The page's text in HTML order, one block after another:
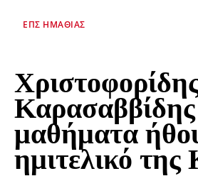
ΕΠΣ ΗΜΑΘΊΑΣ
μαθήματα
ημιτελικό της